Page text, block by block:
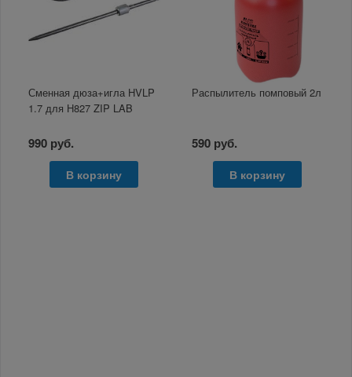
Сменная дюза+игла HVLP
1.7 для H827 ZIP LAB
990 руб.
В корзину
Распылитель помповый 2л
590 руб.
В корзину